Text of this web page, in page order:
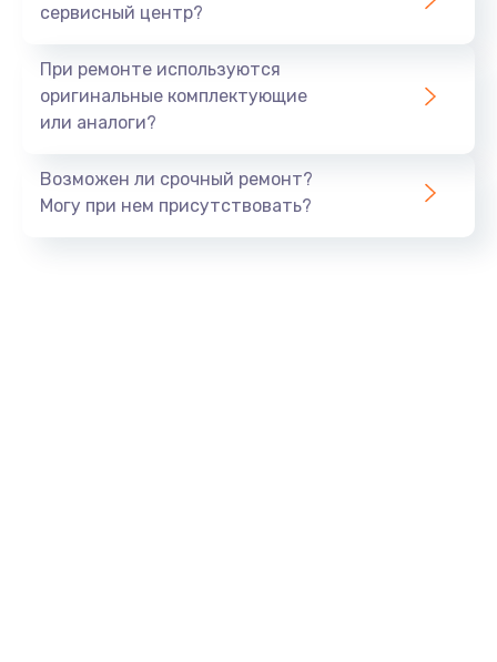
сервисный центр?
При ремонте используются
оригинальные комплектующие
или аналоги?
Возможен ли срочный ремонт?
Могу при нем присутствовать?